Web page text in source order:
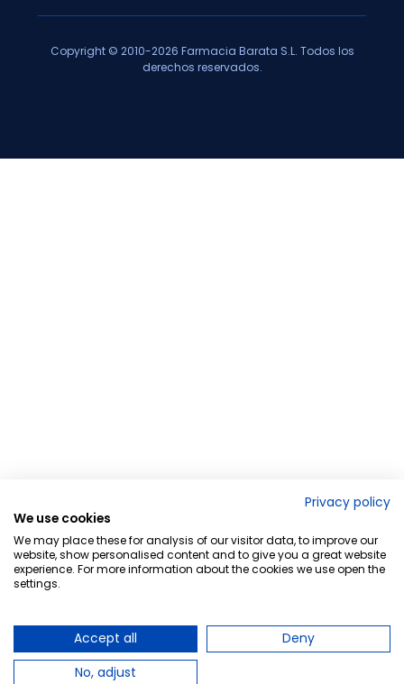
Copyright © 2010-2026 Farmacia Barata S.L. Todos los
derechos reservados.
Privacy policy
We use cookies
We may place these for analysis of our visitor data, to improve our
website, show personalised content and to give you a great website
experience. For more information about the cookies we use open the
settings.
Accept all
Deny
No, adjust